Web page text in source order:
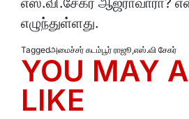
திமுக எம்.எல்.ஏ.
வழங்கியது உயர்நீதிமன்றம்..
பீகார் இடைத்தேர்தலில் பிரசாந்த்